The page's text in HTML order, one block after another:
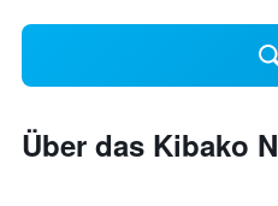
Über das Kibako